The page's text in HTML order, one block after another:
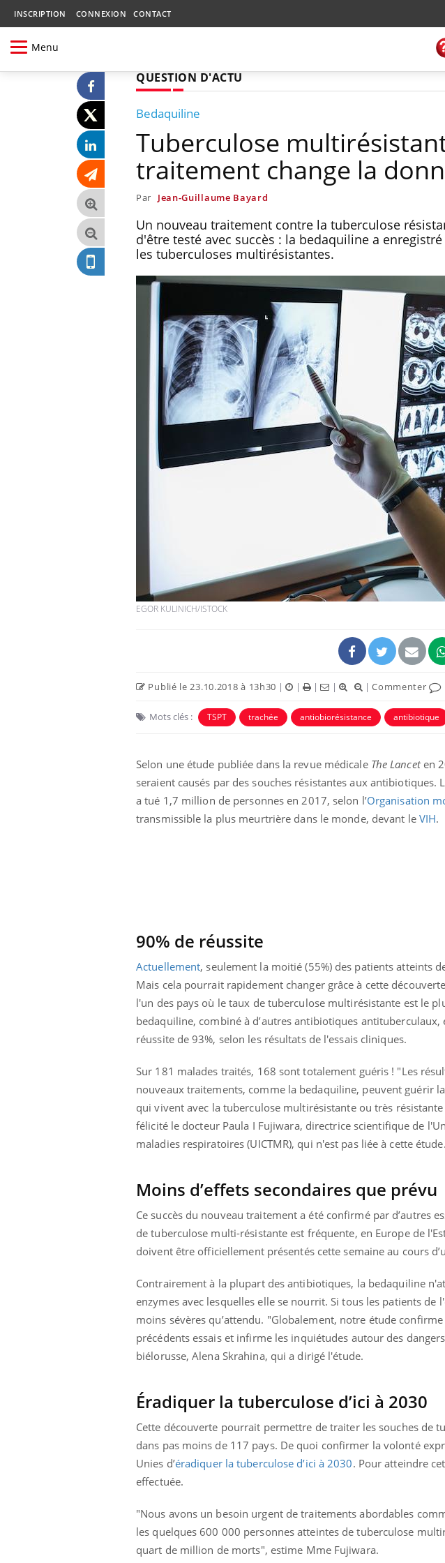
INSCRIPTION CONNEXION CONTACT
Menu
QUESTION D'ACTU
Bedaquiline
Tuberculose
traitement change la
Par Jean-Guillaume Bayard
Un nouveau traitement contre la tuberculose
d'être testé avec succès : la bedaquiline a
les tuberculoses multirésistantes.
EGOR KULINICH/ISTOCK
Publié le 23.10.2018 à 13h30 | | | | |Commenter
Mots clés : TSPT trachée antiobiorésistance antibiotique
Selon une étude publiée dans la revue médicale The Lanceten
seraient causés par des souches résistantes aux
a tué 1,7 million de personnes en 2017, selon l’Organisation
transmissible la plus meurtrière dans le monde, devant le VIH.
90% de réussite
Actuellement, seulement la moitié (55%) des patients atteints
Mais cela pourrait rapidement changer grâce à cette
l'un des pays où le taux de tuberculose multirésistante est le
bedaquiline, combiné à d’autres antibiotiques
réussite de 93%, selon les résultats de l'essais cliniques.
Sur 181 malades traités, 168 sont totalement guéris ! "Les
nouveaux traitements, comme la bedaquiline, peuvent guérir
qui vivent avec la tuberculose multirésistante ou très
félicité le docteur Paula I Fujiwara, directrice scientifique de
maladies respiratoires (UICTMR), qui n'est pas liée à cette étude.
Moins d’effets secondaires que prévu
Ce succès du nouveau traitement a été confirmé par d’autres
de tuberculose multi-résistante est fréquente, en Europe de
doivent être officiellement présentés cette semaine au cours
Contrairement à la plupart des antibiotiques, la bedaquiline
enzymes avec lesquelles elle se nourrit. Si tous les patients
moins sévères qu’attendu. "Globalement, notre étude
précédents essais et infirme les inquiétudes autour des
biélorusse, Alena Skrahina, qui a dirigé l'étude.
Éradiquer la tuberculose d’ici à 2030
Cette découverte pourrait permettre de traiter les souches de
dans pas moins de 117 pays. De quoi confirmer la volonté
Unies d’éradiquer la tuberculose d’ici à 2030. Pour atteindre
effectuée.
"Nous avons un besoin urgent de traitements abordables
les quelques 600 000 personnes atteintes de tuberculose
quart de million de morts", estime Mme Fujiwara.
Éclipse solaire du 12 août
Mon enfant est-il trop
sensible ou simplement
très empathique ?
Bébés, jeunes
pendant les